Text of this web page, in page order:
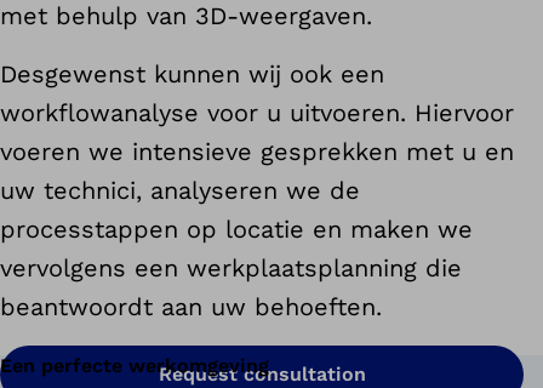
met behulp van 3D-weergaven.
Desgewenst kunnen wij ook een
workflowanalyse voor u uitvoeren. Hiervoor
voeren we intensieve gesprekken met u en
uw technici, analyseren we de
processtappen op locatie en maken we
vervolgens een werkplaatsplanning die
beantwoordt aan uw behoeften.
Request consultation
Een perfecte werkomgeving